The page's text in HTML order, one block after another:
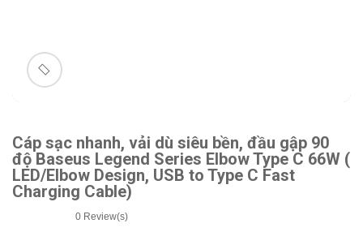
🔍
Cáp sạc nhanh, vải dù siêu bền, đầu gập 90
độ Baseus Legend Series Elbow Type C 66W (
LED/Elbow Design, USB to Type C Fast
Charging Cable)
0 Review(s)